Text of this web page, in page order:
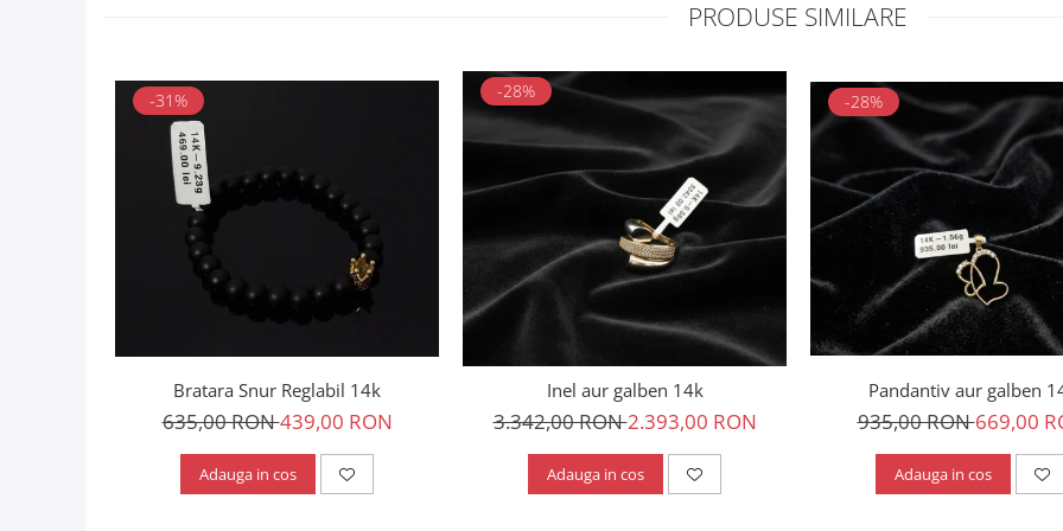
PRODUSE SIMILARE
-31%
Bratara Snur Reglabil 14k
635,00 RON439,00 RON
Adauga in cos
-28%
Inel aur galben 14k
3.342,00 RON2.393,00 RON
Adauga in cos
-28%
Pandantiv aur galben
935,00 RON669,00
Adauga in cos